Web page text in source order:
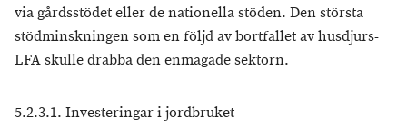
via gårdsstödet eller de nationella stöden. Den största
stödminskningen som en följd av bortfallet av husdjurs-
LFA skulle drabba den enmagade sektorn.
5.2.3.1. Investeringar i jordbruket